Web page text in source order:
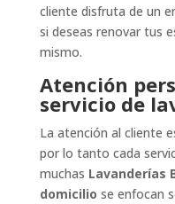
cliente disfruta de un
si deseas renovar tus
mismo.
Atención
servicio de
La atención al cliente
por lo tanto cada
muchas Lavanderías
domicilio se enfocan